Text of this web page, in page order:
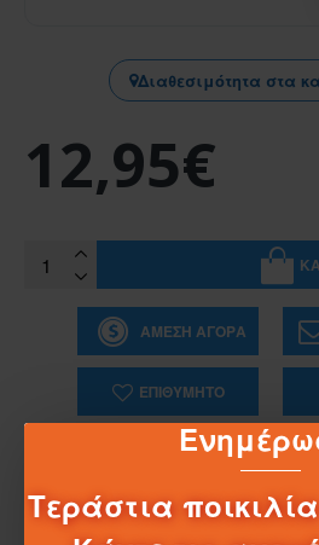
Τεράστια
Διαθεσιμότητα στα
12,95€
ΆΜΕΣΗ ΑΓΟΡΆ
ΕΠΙΘΥΜΗΤΌ
MICKEY MOUSE 2 ΦΙΓΟΥΡΕΣ ΣΕΤ